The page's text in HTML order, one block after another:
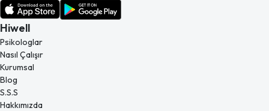
Hiwell
Psikologlar
Nasıl Çalışır
Kurumsal
Blog
S.S.S
Hakkımızda